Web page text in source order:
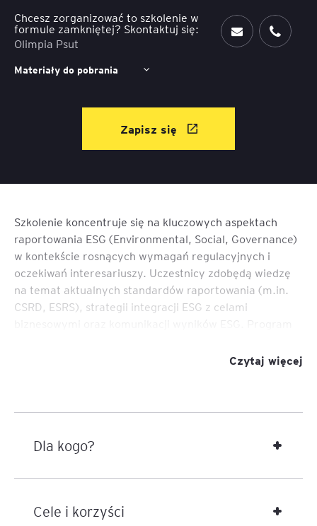
Szkolenie koncentruje się na kluczowych aspektach
raportowania ESG (Environmental, Social, Governance)
w kontekście rosnących wymagań regulacyjnych i
oczekiwań interesariuszy. Uczestnicy zdobędą wiedzę
na temat aktualnych standardów raportowania (m.in.
CSRD, ESRS), strategii integracji ESG z celami
oraz osobach odpowiedzialnych za przygotowanie
Czytaj więcej
Dla kogo?
Cele i korzyści
Chcesz zorganizować to szkolenie w
formule zamkniętej? Skontaktuj się:
Olimpia Psut
Materiały do pobrania
Zapisz się